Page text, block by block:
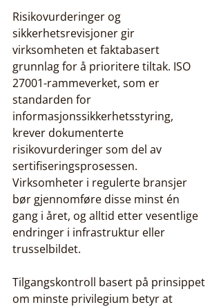
Risikovurderinger og
sikkerhetsrevisjoner gir
virksomheten et faktabasert
grunnlag for å prioritere tiltak. ISO
27001-rammeverket, som er
standarden for
informasjonssikkerhetsstyring,
krever dokumenterte
risikovurderinger som del av
sertifiseringsprosessen.
Virksomheter i regulerte bransjer
bør gjennomføre disse minst én
gang i året, og alltid etter vesentlige
endringer i infrastruktur eller
trusselbildet.
Tilgangskontroll basert på prinsippet
om minste privilegium betyr at